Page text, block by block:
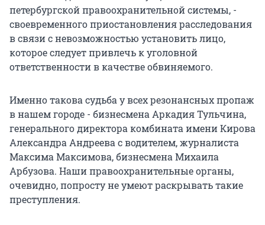
петербургской правоохранительной системы, -
своевременного приостановления расследования
в связи с невозможностью установить лицо,
которое следует привлечь к уголовной
ответственности в качестве обвиняемого.
Именно такова судьба у всех резонансных пропаж
в нашем городе - бизнесмена Аркадия Тульчина,
генерального директора комбината имени Кирова
Александра Андреева с водителем, журналиста
Максима Максимова, бизнесмена Михаила
Арбузова. Наши правоохранительные органы,
очевидно, попросту не умеют раскрывать такие
преступления.